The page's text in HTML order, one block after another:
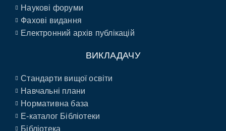
Наукові форуми
Фахові видання
Електронний архів публікацій
ВИКЛАДАЧУ
Стандарти вищої освіти
Навчальні плани
Нормативна база
E-каталог Бібліотеки
Бібліотека